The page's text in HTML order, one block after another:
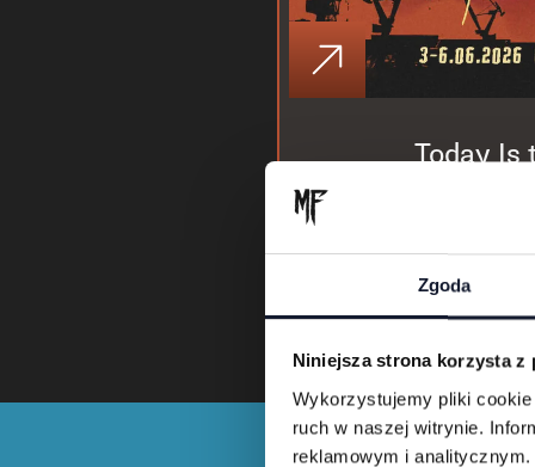
Zgoda
Niniejsza strona korzysta z
Wykorzystujemy pliki
ruch w naszej witrynie.
reklamowym i
Today Is